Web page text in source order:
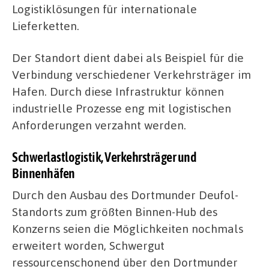
Logistiklösungen für internationale
Lieferketten.
Der Standort dient dabei als Beispiel für die
Verbindung verschiedener Verkehrsträger im
Hafen. Durch diese Infrastruktur können
industrielle Prozesse eng mit logistischen
Anforderungen verzahnt werden.
Schwerlastlogistik, Verkehrsträger und
Binnenhäfen
Durch den Ausbau des Dortmunder Deufol-
Standorts zum größten Binnen-Hub des
Konzerns seien die Möglichkeiten nochmals
erweitert worden, Schwergut
ressourcenschonend über den Dortmunder